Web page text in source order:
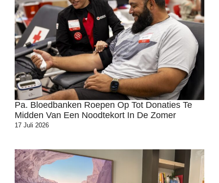
Pa. Bloedbanken Roepen Op Tot Donaties Te
Midden Van Een Noodtekort In De Zomer
17 Juli 2026